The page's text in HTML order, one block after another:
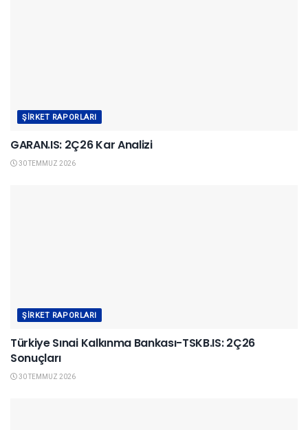
ŞIRKET RAPORLARI
GARAN.IS: 2Ç26 Kar Analizi
30 TEMMUZ 2026
ŞIRKET RAPORLARI
Türkiye Sınai Kalkınma Bankası-TSKB.IS: 2Ç26
Sonuçları
30 TEMMUZ 2026